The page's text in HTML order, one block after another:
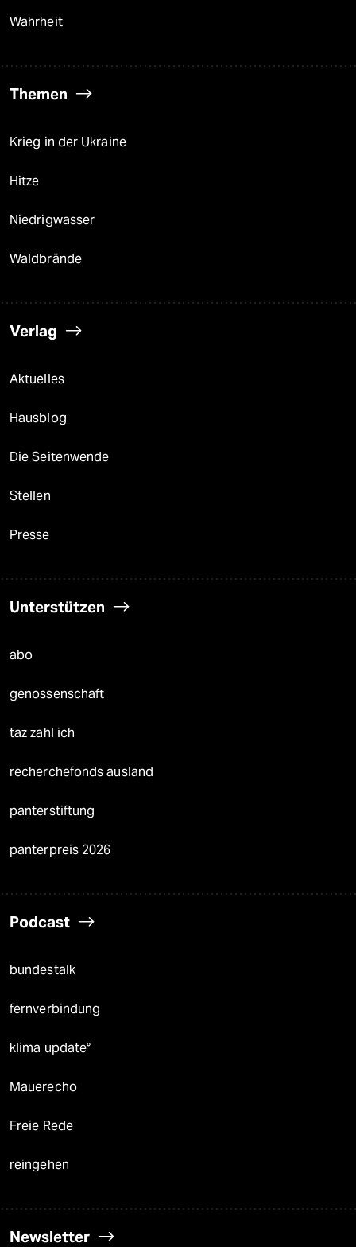
Wahrheit
Themen
Krieg in der Ukraine
Hitze
Niedrigwasser
Waldbrände
Verlag
Aktuelles
Hausblog
Die Seitenwende
Stellen
Presse
Unterstützen
abo
genossenschaft
taz zahl ich
recherchefonds ausland
panterstiftung
panterpreis 2026
Podcast
bundestalk
fernverbindung
klima update°
Mauerecho
Freie Rede
reingehen
Newsletter